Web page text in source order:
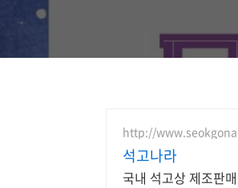
http://
석고나라
국내 석고상 제조판